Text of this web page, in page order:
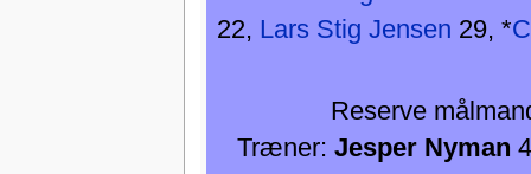
22, Lars Stig Jensen 29, *
Reserve
Træner: Jesper Nyman